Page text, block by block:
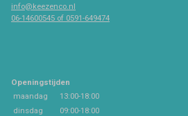
info@keezenco.nl
06-14600545 of 0591-649474
Openingstijden
maandag
13:00-18:00
dinsdag
09:00-18:00